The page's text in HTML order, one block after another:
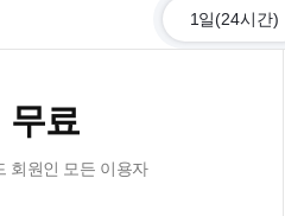
1일(24시간)
무료
회원인 모든 이용자